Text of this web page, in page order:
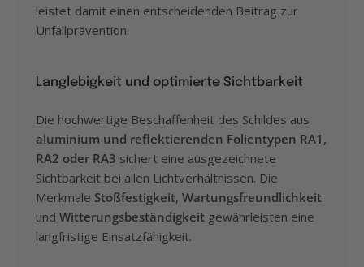
leistet damit einen entscheidenden Beitrag zur
Unfallprävention.
Langlebigkeit und optimierte Sichtbarkeit
Die hochwertige Beschaffenheit des Schildes aus
aluminium und reflektierenden Folientypen RA1,
RA2 oder RA3 sichert eine ausgezeichnete
Sichtbarkeit bei allen Lichtverhältnissen. Die
Merkmale Stoßfestigkeit, Wartungsfreundlichkeit
und Witterungsbeständigkeit gewährleisten eine
langfristige Einsatzfähigkeit.